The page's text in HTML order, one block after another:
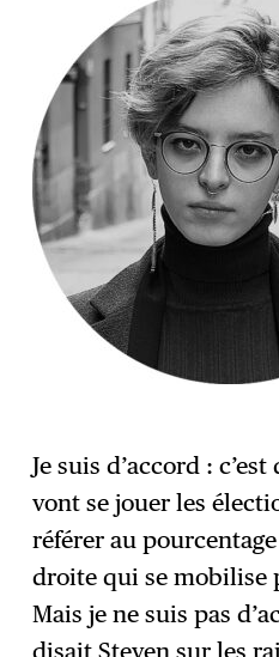
Je suis d’accord :
vont se jouer les
référer au
droite qui se mobilise
Mais je ne suis pas
disait Steven sur les